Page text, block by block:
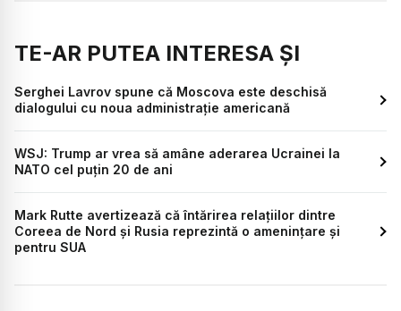
TE-AR PUTEA INTERESA ȘI
Serghei Lavrov spune că Moscova este deschisă
dialogului cu noua administraţie americană
WSJ: Trump ar vrea să amâne aderarea Ucrainei la
NATO cel puțin 20 de ani
Mark Rutte avertizează că întărirea relaţiilor dintre
Coreea de Nord şi Rusia reprezintă o ameninţare şi
pentru SUA